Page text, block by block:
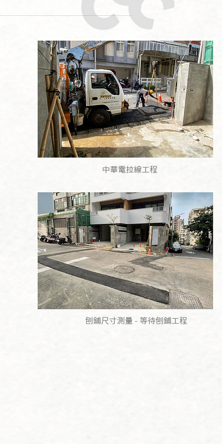
中華電拉線工程
刨鋪尺寸測量 - 等待刨鋪工程